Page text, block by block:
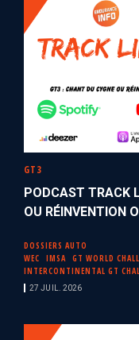
GT3
PODCAST TRACK
OU RÉINVENTION
DOSSIERS AUTO
WEC
IMSA GT WORLD
INTERCONTINENTAL GT
27 JUIL. 2026